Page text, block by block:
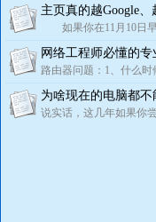
主页真的越Google
如果你在11月10日早
网络工程师必懂的专
路由器问题：1、什么时
为啥现在的电脑都不
说实话，这几年如果你